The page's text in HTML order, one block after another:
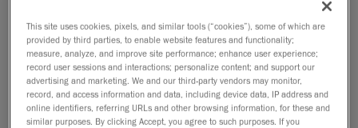
日、HandySCAN 3D
製品ラインアップに新たに
SILVERシリーズが加わることを発表しました。すでに
ユーザー数5,000人を超える、立証済みかつ特許取得
済みのこのテクノロジーは、今や、メトロロジー・グ
レード（寸法検査レベル）のポータブル3Dスキャナ
ーの業界標準となっています。この新たなラインアッ
This site uses cookies, pixels, and similar tools (“cookies”), some of which are
provided by third parties, to enable website features and functionality;
measure, analyze, and improve site performance; enhance user experience;
record user sessions and interactions; personalize content; and support our
advertising and marketing. We and our third-party vendors may monitor,
record, and access information and data, including device data, IP address and
online identifiers, referring URLs and other browsing information, for these and
similar purposes. By clicking Accept, you agree to such purposes. If you